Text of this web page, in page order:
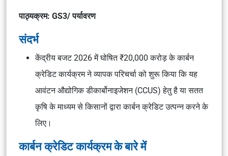
पाठ्यक्रम: GS3/ पर्यावरण
संदर्भ
केंद्रीय बजट 2026 में घोषित ₹20,000 करोड़ के कार्बन
क्रेडिट कार्यक्रम ने व्यापक परिचर्चा को शुरू किया कि यह
आवंटन औद्योगिक डीकार्बोनाइजेशन (CCUS) हेतु है या सतत
कृषि के माध्यम से किसानों द्वारा कार्बन क्रेडिट उत्पन्न करने के
लिए।
कार्बन क्रेडिट कार्यक्रम के बारे में